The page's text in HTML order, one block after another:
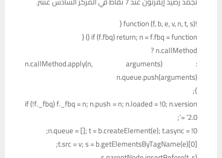
!function (f, b, e, v, n, t, s) {
if (f.fbq) return; n = f.fbq = function () {
n.callMethod ?
n.callMethod.apply(n, arguments) :
n.queue.push(arguments)
};
if (!f._fbq) f._fbq = n; n.push = n; n.loaded = !0; n.version
= ‘2.0’;
n.queue = []; t = b.createElement(e); t.async = !0;
t.src = v; s = b.getElementsByTagName(e)[0];